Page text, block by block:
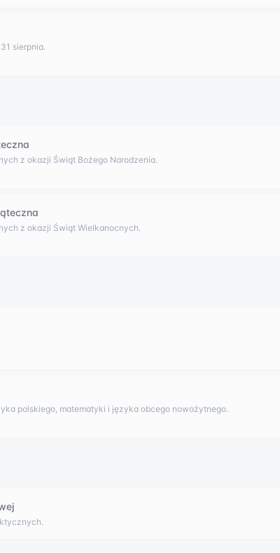
sierpnia.
z okazji Świąt Bożego Narodzenia.
z okazji Świąt Wielkanocnych.
polskiego, matematyki i języka obcego nowożytnego.